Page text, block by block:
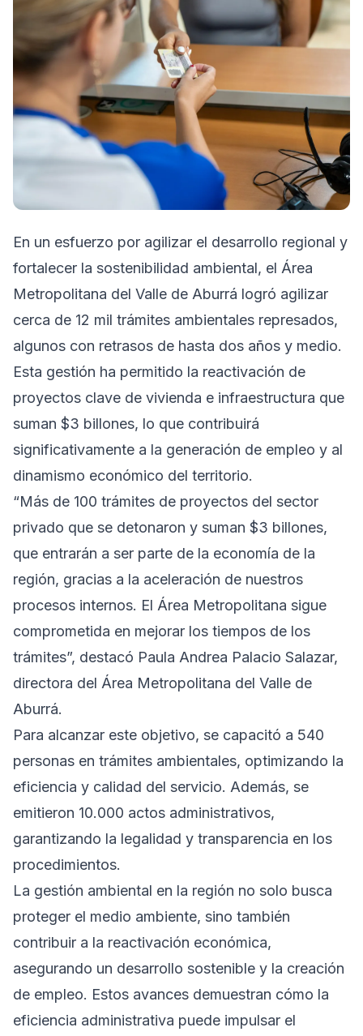
En un esfuerzo por agilizar el desarrollo regional y
fortalecer la sostenibilidad ambiental, el Área
Metropolitana del Valle de Aburrá logró agilizar
cerca de 12 mil trámites ambientales represados,
algunos con retrasos de hasta dos años y medio.
Esta gestión ha permitido la reactivación de
proyectos clave de vivienda e infraestructura que
suman $3 billones, lo que contribuirá
significativamente a la generación de empleo y al
dinamismo económico del territorio.
“Más de 100 trámites de proyectos del sector
privado que se detonaron y suman $3 billones,
que entrarán a ser parte de la economía de la
región, gracias a la aceleración de nuestros
procesos internos. El Área Metropolitana sigue
comprometida en mejorar los tiempos de los
trámites”, destacó Paula Andrea Palacio Salazar,
directora del Área Metropolitana del Valle de
Aburrá.
Para alcanzar este objetivo, se capacitó a 540
personas en trámites ambientales, optimizando la
eficiencia y calidad del servicio. Además, se
emitieron 10.000 actos administrativos,
garantizando la legalidad y transparencia en los
procedimientos.
La gestión ambiental en la región no solo busca
proteger el medio ambiente, sino también
contribuir a la reactivación económica,
asegurando un desarrollo sostenible y la creación
de empleo. Estos avances demuestran cómo la
eficiencia administrativa puede impulsar el